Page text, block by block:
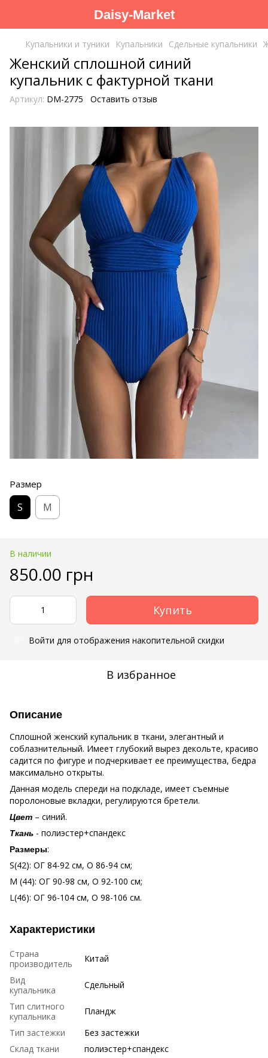
Daisy-Market
Купальники и туники Купальники Сдельные купальники
Женский сплошной синий
купальник с фактурной ткани
Артикул: DM-2775 Оставить отзыв
Размер
S M
В наличии
850.00 грн
Купить
Войти для отображения накопительной скидки
В избранное
Описание
Сплошной женский купальник в ткани, элегантный и
соблазнительный. Имеет глубокий вырез декольте, красиво
садится по фигуре и подчеркивает ее преимущества, бедра
максимально открыты.
Данная модель спереди на подкладе, имеет съемные
поролоновые вкладки, регулируются бретели.
Цвет – синий.
Ткань - полиэстер+спандекс
Размеры:
S(42): ОГ 84-92 см, О 86-94 см;
М (44): ОГ 90-98 см, О 92-100 см;
L(46): ОГ 96-104 см, О 98-106 см.
Характеристики
Страна
производитель
Китай
Вид
купальника
Сдельный
Тип слитного
купальника
Пландж
Тип застежки
Без застежки
Склад ткани
полиэстер+спандекс